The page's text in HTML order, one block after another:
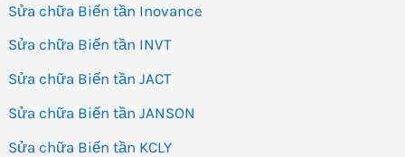
Sửa chữa Biến tần Inovance
Sửa chữa Biến tần INVT
Sửa chữa Biến tần JACT
Sửa chữa Biến tần JANSON
Sửa chữa Biến tần KCLY